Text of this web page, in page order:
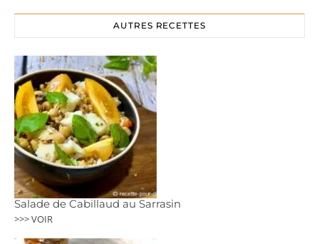
AUTRES RECETTES
Salade de Cabillaud au Sarrasin
>>> VOIR